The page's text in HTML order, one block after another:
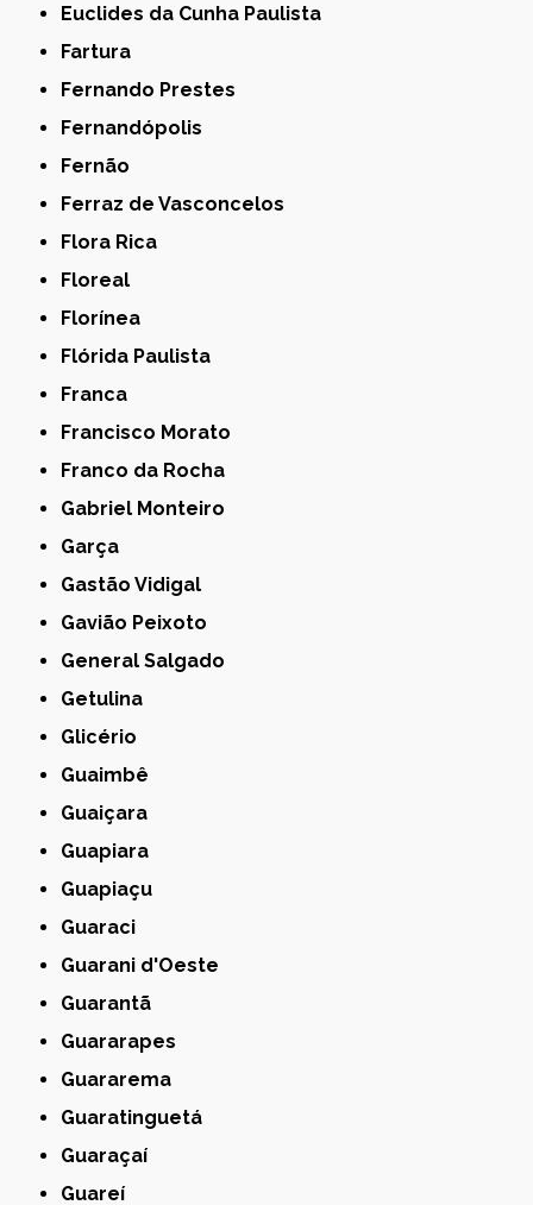
Euclides da Cunha Paulista
Fartura
Fernando Prestes
Fernandópolis
Fernão
Ferraz de Vasconcelos
Flora Rica
Floreal
Florínea
Flórida Paulista
Franca
Francisco Morato
Franco da Rocha
Gabriel Monteiro
Garça
Gastão Vidigal
Gavião Peixoto
General Salgado
Getulina
Glicério
Guaimbê
Guaiçara
Guapiara
Guapiaçu
Guaraci
Guarani d'Oeste
Guarantã
Guararapes
Guararema
Guaratinguetá
Guaraçaí
Guareí